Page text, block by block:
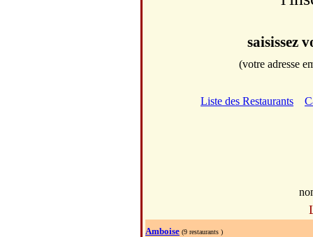
saisissez
(votre adresse
Liste des Restaurants
Amboise (9 restaurants )